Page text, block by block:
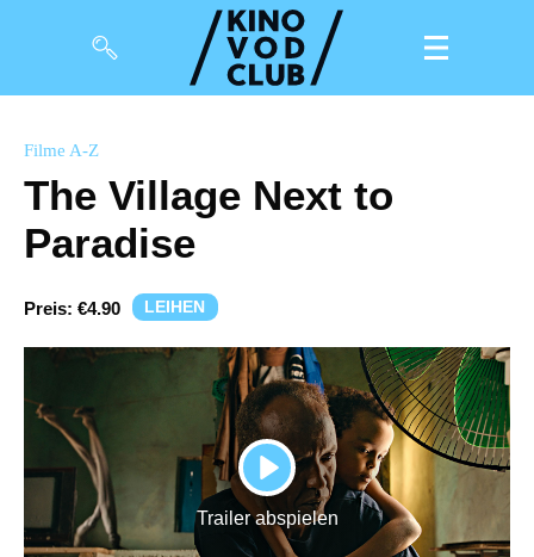
Magazin
Kuratierungen
Events
So geht’s
Filmpakete
Gutscheine
& Filmpässe
Account
Filme A-Z
The Village Next to
Paradise
Preis: €4.90 LEIHEN
PLAY
Trailer abspielen